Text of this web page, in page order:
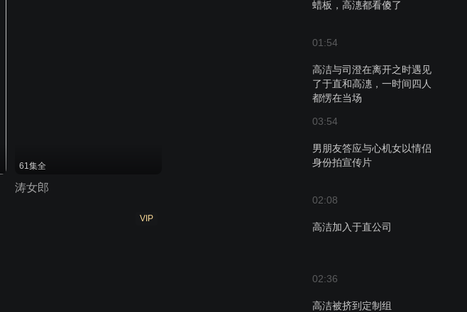
蜡板，高潓都看傻了
01:54
高洁与司澄在离开之时遇见
了于直和高潓，一时间四人
都愣在当场
03:54
男朋友答应与心机女以情侣
身份拍宣传片
02:08
高洁加入于直公司
02:36
高洁被挤到定制组
61集全
涛女郎
VIP